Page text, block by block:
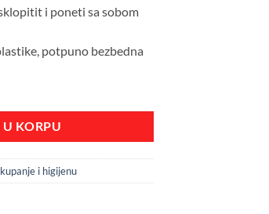
i poneti sa sobom
potpuno bezbedna
KORPU
i higijenu